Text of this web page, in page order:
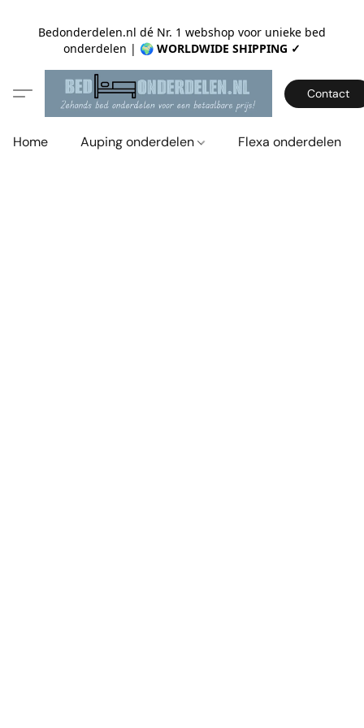
Bedonderdelen.nl dé Nr. 1 webshop voor unieke bed
onderdelen | 🌍 WORLDWIDE SHIPPING ✓
Contact
Home Auping onderdelen Flexa onderdelen